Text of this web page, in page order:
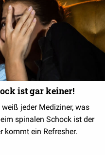
ist gar keiner!
jeder Mediziner, was
spinalen Schock ist der
kommt ein Refresher.